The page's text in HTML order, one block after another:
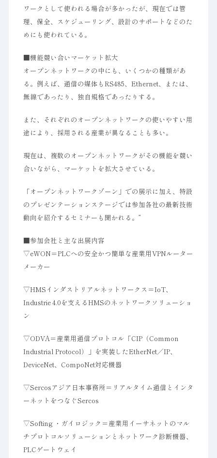
ワークとして使われる場合が多かったが、現在では管
理、保全、スケジューリング、設計のサポートなどのた
めにも使われている。
■機能競い合いマーケット拡大
オープンネットワークの中にも、いくつかの種類があ
る。例えば、通信の媒体もRS485、Ethernet、または、
無線であったり、独自規格であったりする。
また、それぞれのオープンネットワークの使いやすい用
途により、採用される産業が異なることも多い。
現在は、複数のオープンネットワークがその機能を競い
合いながら、マーケットを拡大させている。
「オープンネットワークゾーン」での展示に加え、特設
のプレゼンテーションステージでは参加各社の最新技術
動向を紹介するセミナーも開かれる。”
■参加会社と主な出展内容
▽eWON＝PLCへの安全かつ簡単な産業用VPNルーター
メーカー
▽HMSインダストリアルネットワークス＝IoT、
Industrie 4.0を支えるHMSのネットワークソリューショ
ン
▽ODVA＝産業用通信プロトコル「CIP（Common
Industrial Protocol）」を実装したEtherNet／IP、
DeviceNet、CompoNet対応機器
▽Sercosアジア日本事務所＝リアルタイム通信とインタ
ーネットをつなぐSercos
▽Softing ・ガイロジック＝産業用イーサネットのマル
チプロトコルソリューションとネットワーク診断機器、
PLCゲートウェイ